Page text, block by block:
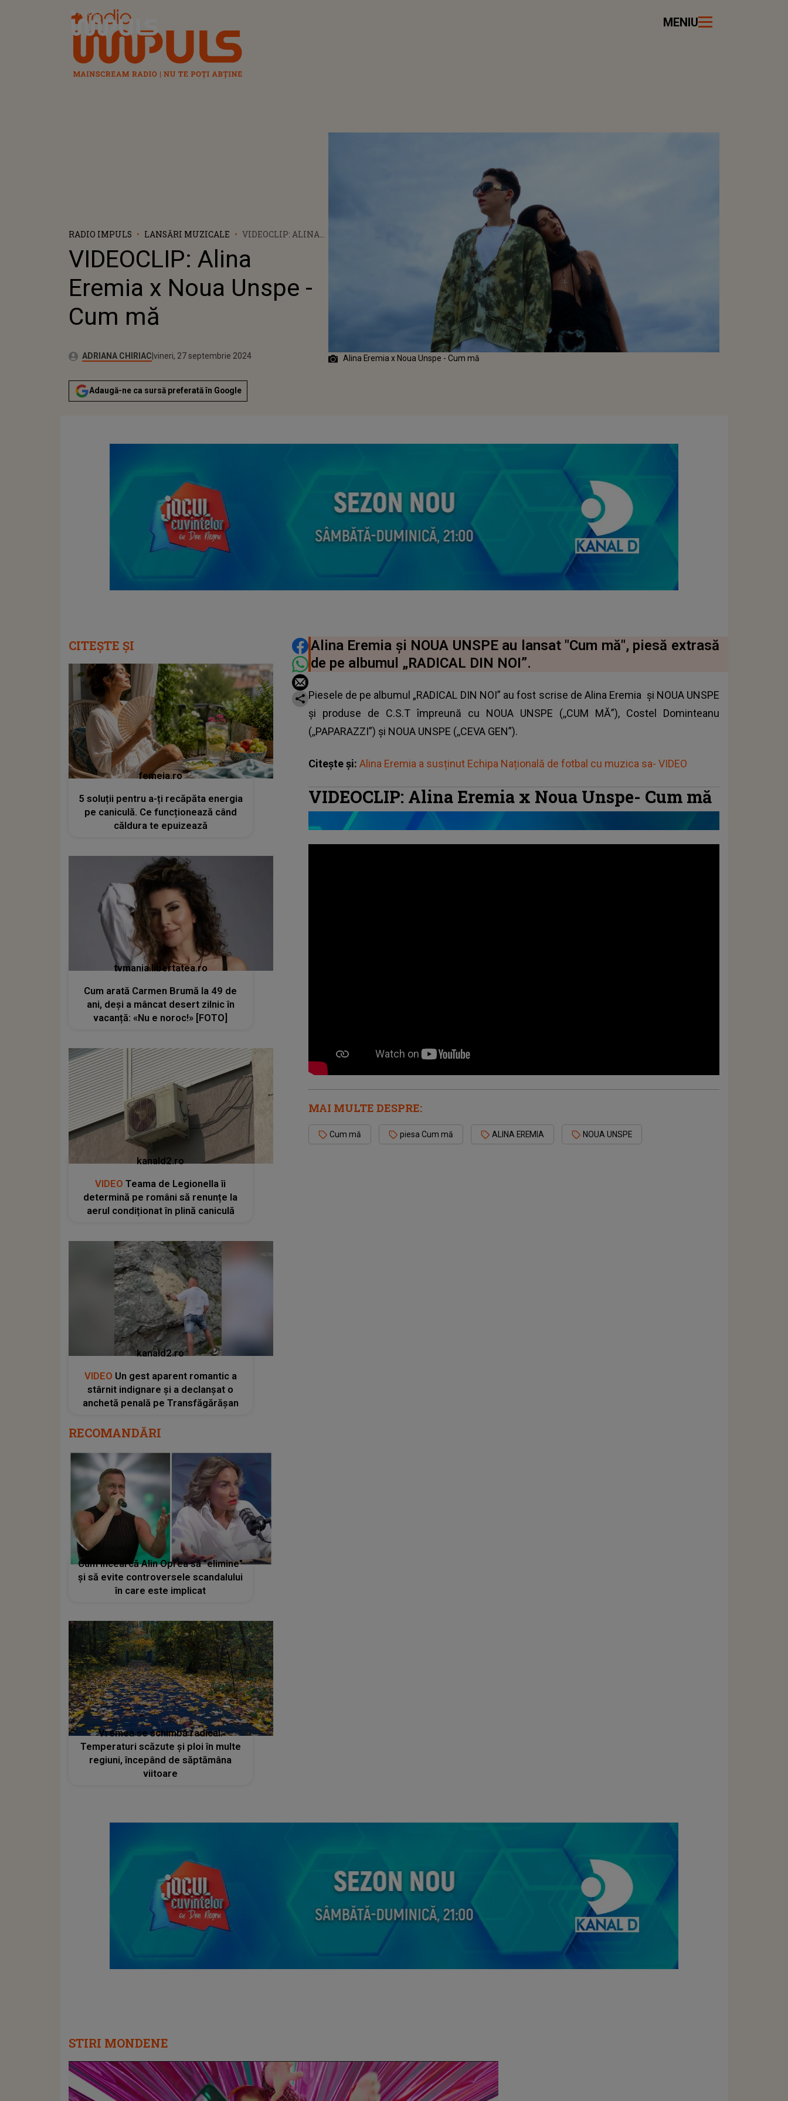
Radio Impuls MENIU
RADIO IMPULS LANSĂRI MUZICALE
VIDEOCLIP: ALINA
UNSPE - CUM MĂ
VIDEOCLIP: Alina
Eremia x Noua Unspe -
Cum mă
Autor:ADRIANA CHIRIAC Publicat:
vineri, 27 septembrie 2024
Adaugă-ne ca sursă preferată în Google
Alina Eremia x Noua Unspe - Cum mă
DISTRIBUIE ARTICOLUL
Alina Eremia și NOUA UNSPE au lansat "Cum mă", piesă extrasă
de pe albumul „RADICAL DIN NOI”.
Piesele de pe albumul „RADICAL DIN NOI” au fost scrise de Alina Eremia și NOUA UNSPE
și produse de C.S.T împreună cu NOUA UNSPE (,,CUM MĂ”), Costel Dominteanu
(,,PAPARAZZI”) și NOUA UNSPE (,,CEVA GEN”).
Citește și: Alina Eremia a susținut Echipa Națională de fotbal cu muzica sa- VIDEO
VIDEOCLIP: Alina Eremia x Noua Unspe- Cum mă
MAI MULTE DESPRE:
Cum mă piesa Cum mă ALINA EREMIA NOUA UNSPE
CITEȘTE ȘI
femeia.ro
5 soluții pentru a-ți recăpăta energia
pe caniculă. Ce funcționează când
căldura te epuizează
tvmania.libertatea.ro
Cum arată Carmen Brumă la 49 de
ani, deși a mâncat desert zilnic în
vacanță: «Nu e noroc!» [FOTO]
kanald2.ro
VIDEO Teama de Legionella îi
determină pe români să renunțe la
aerul condiționat în plină caniculă
kanald2.ro
VIDEO Un gest aparent romantic a
stârnit indignare și a declanșat o
anchetă penală pe Transfăgărășan
RECOMANDĂRI
Cum încearcă Alin Oprea să "elimine"
și să evite controversele scandalului
în care este implicat
Vremea se schimbă radical:
Temperaturi scăzute și ploi în multe
regiuni, începând de săptămâna
viitoare
STIRI MONDENE